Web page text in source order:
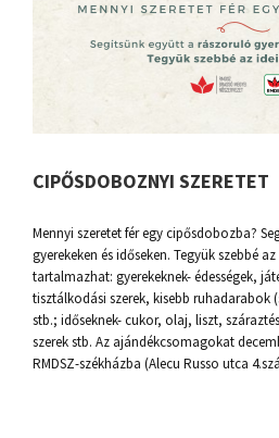
CIPŐSDOBOZNYI SZERETET
Mennyi szeretet fér egy cipősdobozba?
gyerekeken és időseken. Tegyük szebbé
tartalmazhat: gyerekeknek- édességek,
tisztálkodási szerek, kisebb ruhadarabok
stb.; időseknek- cukor, olaj, liszt,
szerek stb. Az ajándékcsomagokat
RMDSZ-székházba (Alecu Russo utca